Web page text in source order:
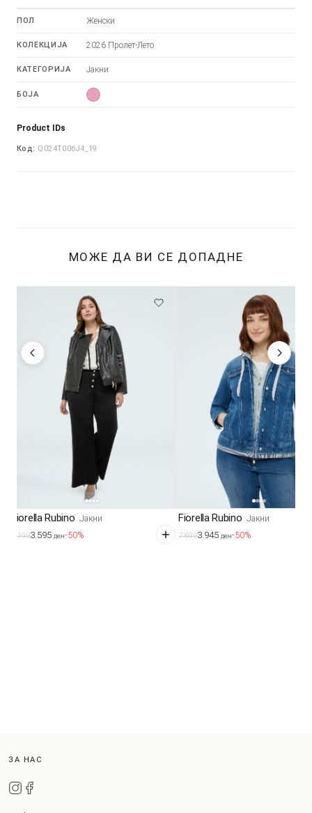
ПОЛ Женски
КОЛЕКЦИЈА 2026 Пролет-Лето
КАТЕГОРИЈА Јакни
БОЈА
Product IDs
Код: Q024T006J4_19
МОЖЕ ДА ВИ СЕ ДОПАДНЕ
Fiorella Rubino Јакни
7.1903.595 ден-50%
Fiorella Rubino Јакни
7.8903.945 ден-50%
ЗА НАС